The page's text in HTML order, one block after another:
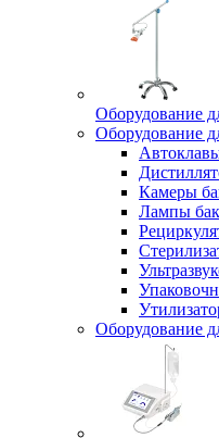
Оборудование
Оборудование
Камеры
Лампы
Оборудование